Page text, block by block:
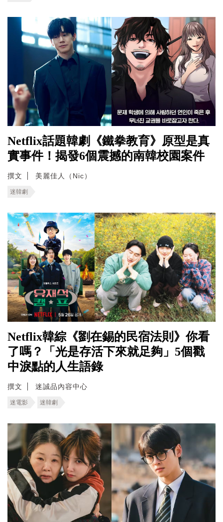
Netflix話題韓劇《鐵拳教育》原型是真
實事件！揭發6個震撼的南韓校園案件
撰文 美麗佳人（Nic）
迷韓劇
Netflix韓綜《劉在錫的民宿法則》你看
了嗎？「光是存活下來就足夠」5個戳
中淚點的人生語錄
撰文 迷誠品內容中心
迷電影 迷韓劇